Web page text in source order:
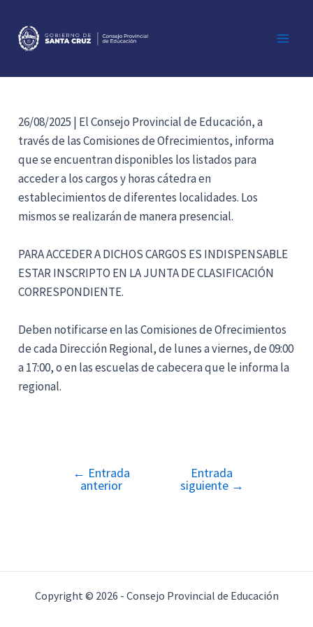
contenido
26/08/2025 | El Consejo Provincial de Educación, a
través de las Comisiones de Ofrecimientos, informa
que se encuentran disponibles los listados para
acceder a los cargos y horas cátedra en
establecimientos de diferentes localidades. Los
mismos se realizarán de manera presencial.
PARA ACCEDER A DICHOS CARGOS ES INDISPENSABLE
ESTAR INSCRIPTO EN LA JUNTA DE CLASIFICACIÓN
CORRESPONDIENTE.
Deben notificarse en las Comisiones de Ofrecimientos
de cada Dirección Regional, de lunes a viernes, de 09:00
a 17:00, o en las escuelas de cabecera que le informa la
regional.
Navegación
← Entrada
anterior
Entrada
siguiente →
Copyright © 2026 - Consejo Provincial de Educación